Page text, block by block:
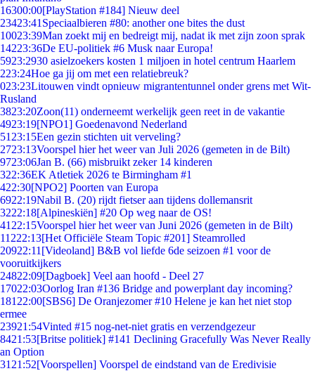
16300:00[PlayStation #184] Nieuw deel
23423:41 Speciaalbieren #80: another one bites the dust
10023:39Man zoekt mij en bedreigt mij, nadat ik met zijn zoon sprak
14223:36De EU-politiek #6 Musk naar Europa!
5923:2930 asielzoekers kosten 1 miljoen in hotel centrum Haarlem
223:24Hoe ga jij om met een relatiebreuk?
023:23Litouwen vindt opnieuw migrantentunnel onder grens met Wit-
Rusland
3823:20Zoon(11) onderneemt werkelijk geen reet in de vakantie
4923:19[NPO1] Goedenavond Nederland
51 23:15Een gezin stichten uit verveling?
2723:13Voorspel hier het weer van Juli 2026 (gemeten in de Bilt)
9723:06Jan B. (66) misbruikt zeker 14 kinderen
322:36EK Atletiek 2026 te Birmingham #1
422:30[NPO2] Poorten van Europa
6922:19Nabil B. (20) rijdt fietser aan tijdens dollemansrit
3222:18[Alpineskiën] #20 Op weg naar de OS!
41 22:15Voorspel hier het weer van Juni 2026 (gemeten in de Bilt)
11222:13[Het Officiële Steam Topic #201] Steamrolled
20922:11 [Videoland] B&B vol liefde 6de seizoen #1 voor de
vooruitkijkers
24822:09[Dagboek] Veel aan hoofd - Deel 27
17022:03Oorlog Iran #136 Bridge and powerplant day incoming?
181 22:00[SBS6] De Oranjezomer #10 Helene je kan het niet stop
ermee
23921:54Vinted #15 nog-net-niet gratis en verzendgezeur
8421:53[Britse politiek] #141 Declining Gracefully Was Never Really
an Option
31 21:52[Voorspellen] Voorspel de eindstand van de Eredivisie